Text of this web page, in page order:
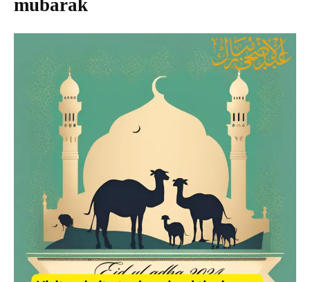
mubarak